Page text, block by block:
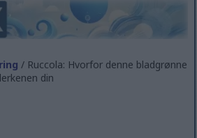
/ Ruccola: Hvorfor denne bladgrønne
din